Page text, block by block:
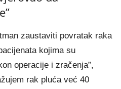
zaustaviti povratak raka
kojima su
operacije i zračenja”,
rak pluća već 40